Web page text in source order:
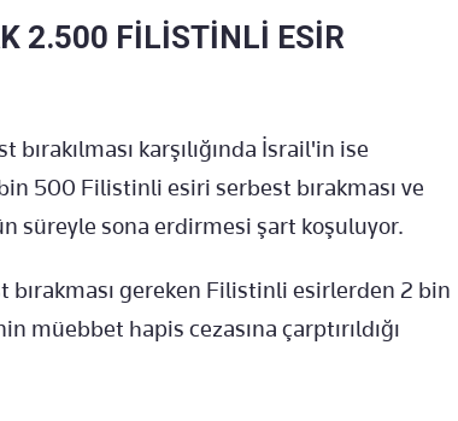
2.500 FİLİSTİNLİ ESİR
karşılığında İsrail'in ise
500 Filistinli esiri serbest bırakması ve
süreyle sona erdirmesi şart koşuluyor.
gereken Filistinli esirlerden 2 bin
müebbet hapis cezasına çarptırıldığı